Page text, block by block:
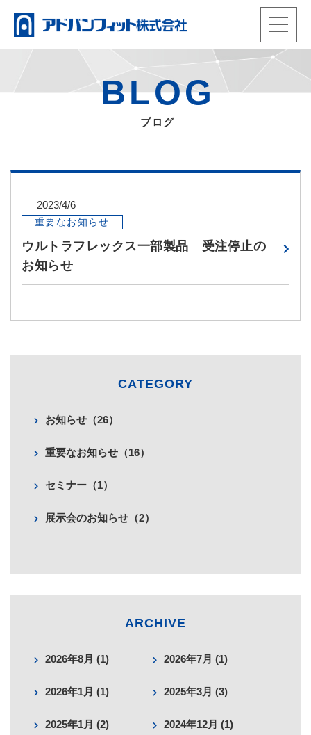
t
o
v
動画
TEL.0965-33-3992
会員ページ
メール
ENGLISH
BLOG
ブログ
CATEGORY
お知らせ（26）
重要なお知らせ（16）
セミナー（1）
展示会のお知らせ（2）
ARCHIVE
2026年8月 (1) 2026年7月 (1)
2026年1月 (1) 2025年3月 (3)
2025年1月 (2) 2024年12月 (1)
2023/4/6
重要なお知らせ
ウルトラフレックス一部製品 受注停止の
お知らせ